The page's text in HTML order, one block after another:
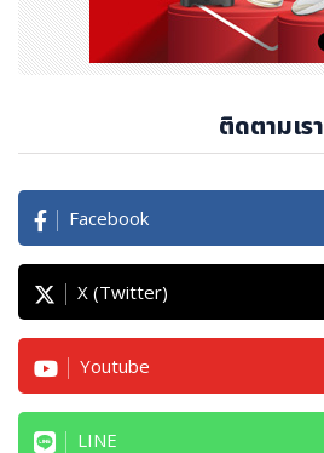
ติดตามเรา
Facebook
X (Twitter)
Youtube
LINE